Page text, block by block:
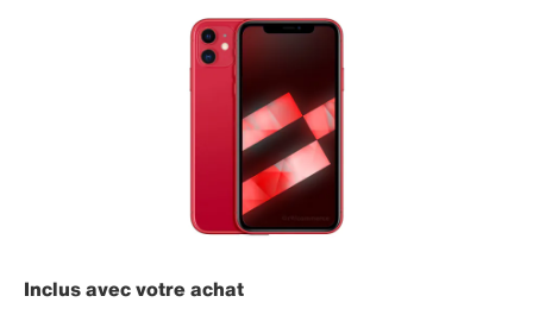
Inclus avec votre achat